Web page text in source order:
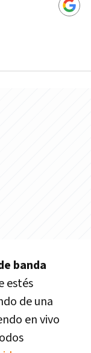
banda
estés
de una
en vivo